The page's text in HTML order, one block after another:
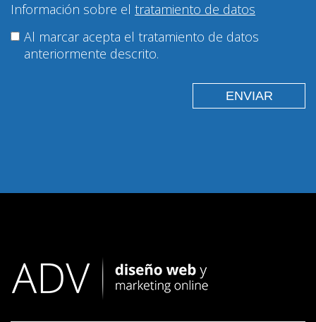
Información sobre el tratamiento de datos
Al marcar acepta el tratamiento de datos
anteriormente descrito.